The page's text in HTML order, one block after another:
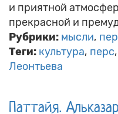
и приятной
прекрасной и
Рубрики: мысли
Теги: культура перс
Леонтьева
Паттайя.